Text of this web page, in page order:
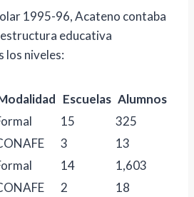
1995-96, Acateno contaba
educativa
los niveles:
Escuelas Alumnos
15
325
3 13
14
1,603
2
18